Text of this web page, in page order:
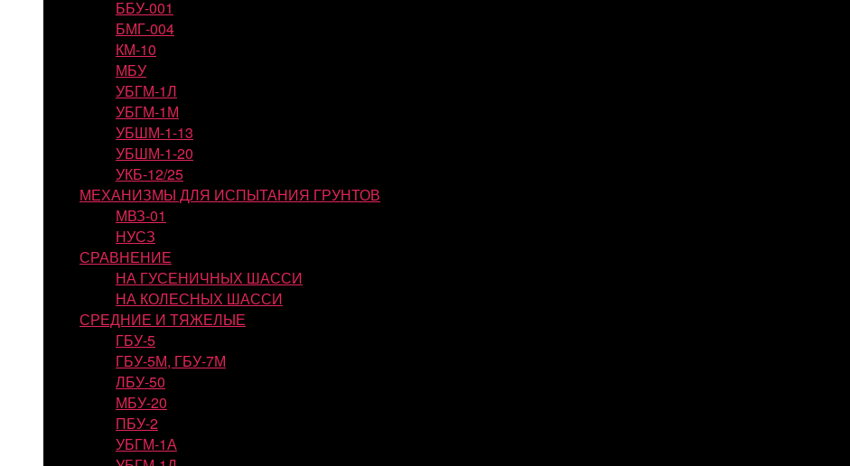
ББУ-001
БМГ-004
КМ-10
МБУ
УБГМ-1Л
УБГМ-1М
УБШМ-1-13
УБШМ-1-20
УКБ-12/25
МЕХАНИЗМЫ ДЛЯ ИСПЫТАНИЯ ГРУНТОВ
МВЗ-01
НУСЗ
СРАВНЕНИЕ
НА ГУСЕНИЧНЫХ ШАССИ
НА КОЛЕСНЫХ ШАССИ
СРЕДНИЕ И ТЯЖЕЛЫЕ
ГБУ-5
ГБУ-5М, ГБУ-7М
ЛБУ-50
МБУ-20
ПБУ-2
УБГМ-1А